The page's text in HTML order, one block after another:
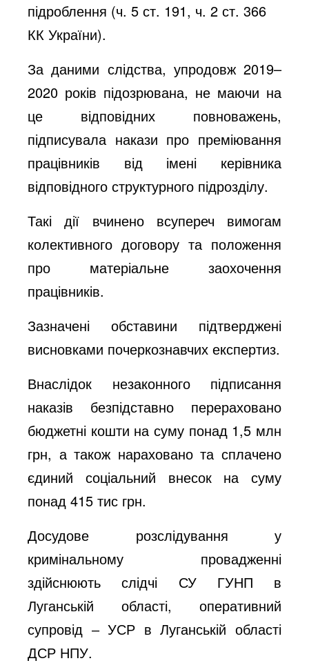
підроблення (ч. 5 ст. 191, ч. 2 ст. 366
КК України).
За даними слідства, упродовж 2019–
2020 років підозрювана, не маючи на
це відповідних повноважень,
підписувала накази про преміювання
працівників від імені керівника
відповідного структурного підрозділу.
Такі дії вчинено всупереч вимогам
колективного договору та положення
про матеріальне заохочення
працівників.
Зазначені обставини підтверджені
висновками почеркознавчих експертиз.
Внаслідок незаконного підписання
наказів безпідставно перераховано
бюджетні кошти на суму понад 1,5 млн
грн, а також нараховано та сплачено
єдиний соціальний внесок на суму
понад 415 тис грн.
Досудове розслідування у
кримінальному провадженні
здійснюють слідчі СУ ГУНП в
Луганській області, оперативний
супровід ‒ УСР в Луганській області
ДСР НПУ.